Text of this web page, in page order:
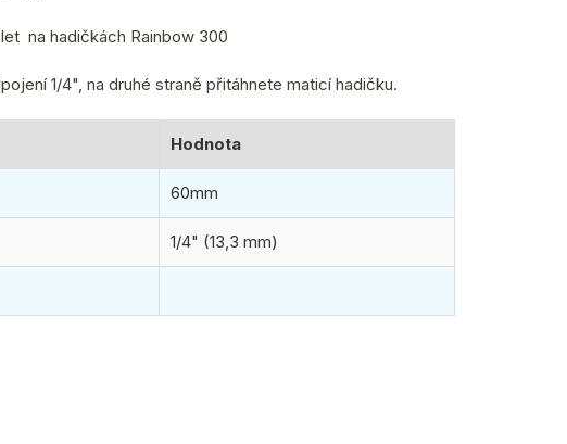
na hadičkách Rainbow 300
1/4", na druhé straně přitáhnete maticí hadičku.
Hodnota
60mm
1/4" (13,3 mm)